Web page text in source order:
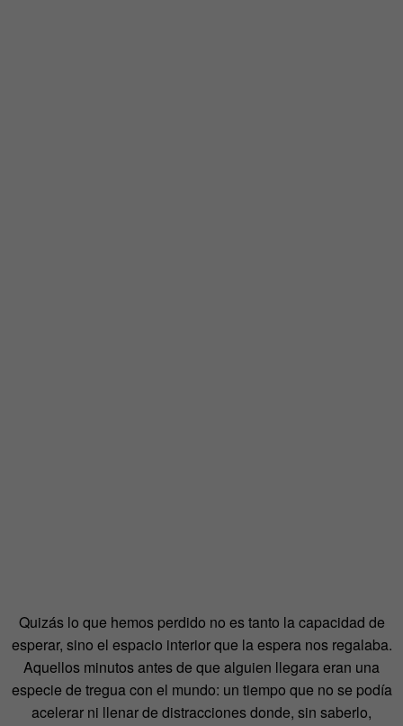
Quizás lo que hemos perdido no es tanto la capacidad de
esperar, sino el espacio interior que la espera nos regalaba.
Aquellos minutos antes de que alguien llegara eran una
especie de tregua con el mundo: un tiempo que no se podía
acelerar ni llenar de distracciones donde, sin saberlo,